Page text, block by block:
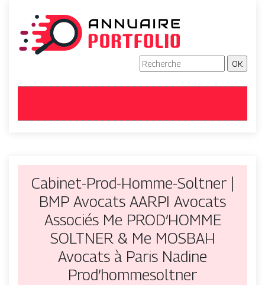
Cabinet-Prod-Homme-Soltner |
BMP Avocats AARPI Avocats
Associés Me PROD’HOMME
SOLTNER & Me MOSBAH
Avocats à Paris Nadine
Prod’hommesoltner